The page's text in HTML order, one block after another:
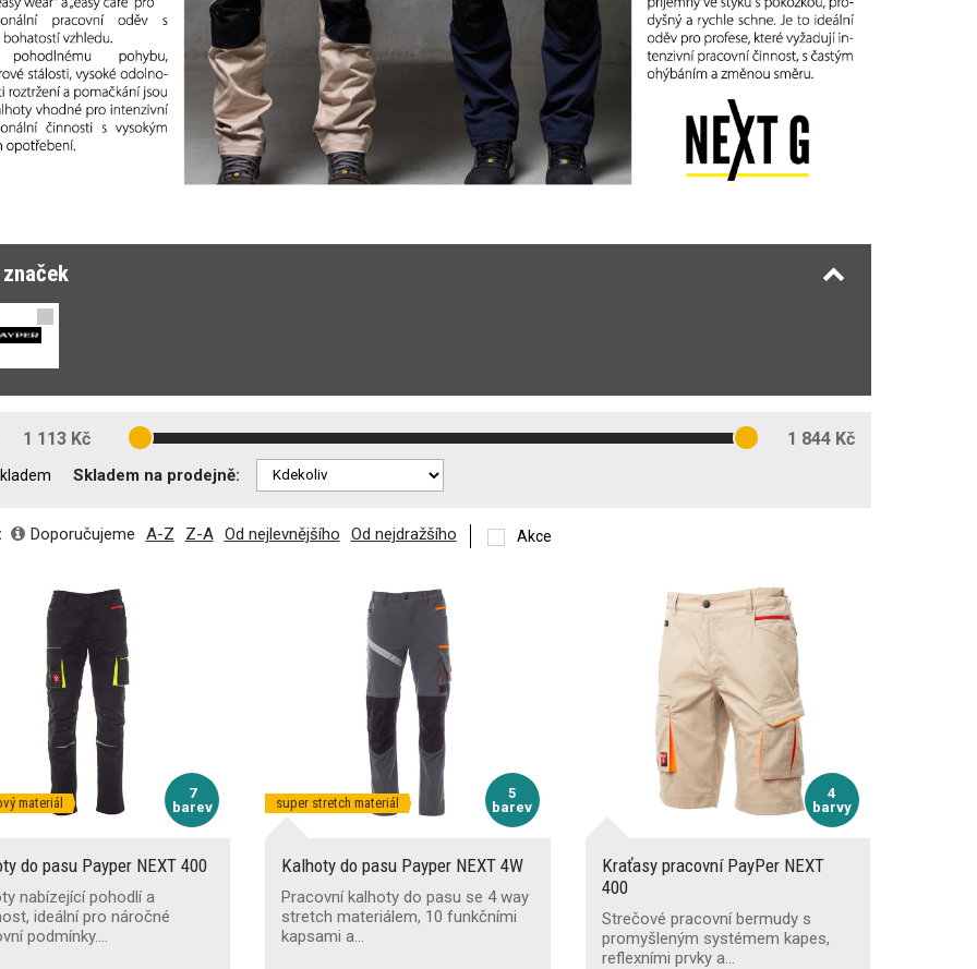
1 113 Kč 1 844 Kč
Skladem na prodejně:
Doporučujeme A-Z Z-A Od nejlevnějšího Od nejdražšího Akce
7
barev
materiál
do pasu Payper NEXT 400
nabízející pohodlí a
ideální pro náročné
podmínky.…
5
barev
super stretch materiál
Kalhoty do pasu Payper NEXT 4W
Pracovní kalhoty do pasu se 4 way
stretch materiálem, 10 funkčními
kapsami a…
4
barvy
Kraťasy pracovní PayPer NEXT
400
Strečové pracovní bermudy s
promyšleným systémem kapes,
reflexními prvky a…